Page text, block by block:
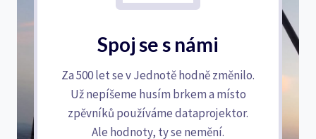
Spoj se s námi
Za 500 let se v Jednotě hodně změnilo.
Už nepíšeme husím brkem a místo
zpěvníků používáme dataprojektor.
Ale hodnoty, ty se nemění.